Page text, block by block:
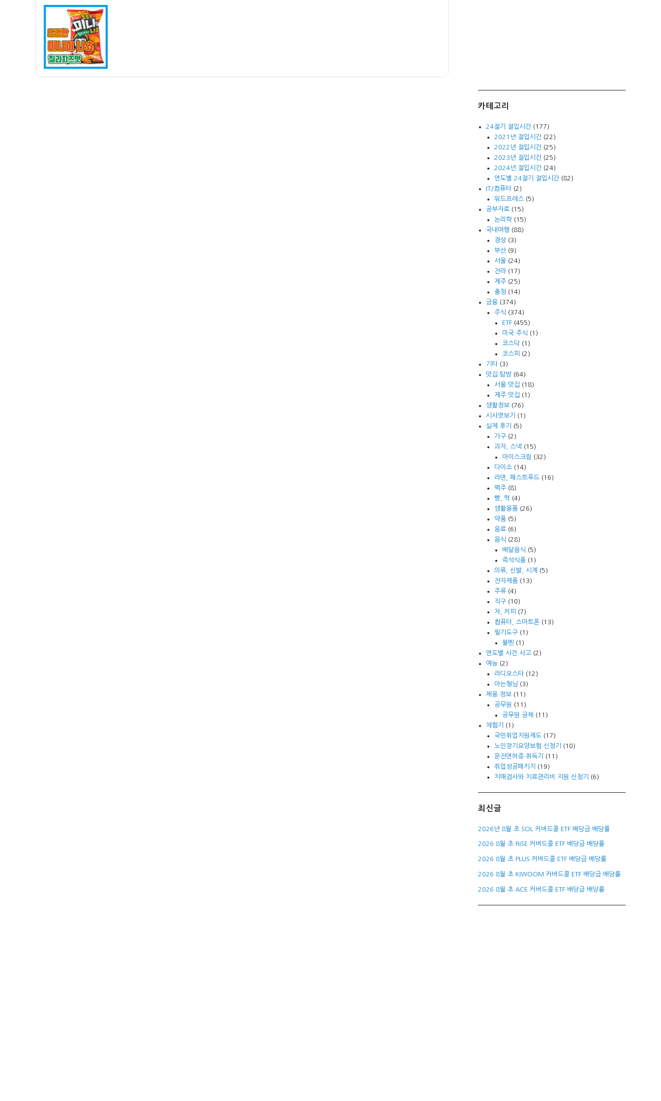
자
카테고리
24절기 절입시간 (177)
2021년 절입시간(22)
2022년 절입시간(25)
2023년 절입시간(25)
2024년 절입시간(24)
연도별 24절기 절입시간(82)
IT/컴퓨터
(2)
워드프레스(5)
공부자료 (15)
논리학(15)
국내여행 (88)
경상(3)
부산(9)
서울(24)
전라(17)
제주(25)
충청 (14)
금융 (374)
주식 (374)
ETF(455)
미국 주식 (1)
코스닥(1)
코스피
(2)
기타 (3)
맛집 탐방 (64)
서울 맛집 (18)
제주 맛집 (1)
생활정보 (76)
시사엿보기
(1)
실제 후기
(5)
가구(2)
과자, 스낵 (15)
아이스크림 (32)
다이소(14)
라면, 패스트푸드(16)
맥주(8)
빵, 떡 (4)
생활용품(26)
약품(5)
음료(6)
음식 (28)
배달음식 (5)
즉석식품(1)
의류, 신발, 시계
(5)
전자제품(13)
주류(4)
직구(10)
차, 커피
(7)
컴퓨터, 스마트폰(13)
필기도구(1)
볼펜 (1)
연도별 사건 사고 (2)
예능 (2)
라디오스타(12)
아는형님 (3)
채용 정보 (11)
공무원
(11)
공무원 공채 (11)
체험기
(1)
국민취업지원제도(17)
노인장기요양보험 신청기
(10)
운전면허증 취득기
(11)
취업성공패키지
(19)
치매검사와 치료관리비 지원 신청기
(6)
최신글
2026년 8월 초 SOL 커버드콜 ETF 배당금 배당률
2026 8월 초 RISE 커버드콜 ETF 배당금 배당률
2026 8월 초 PLUS 커버드콜 ETF 배당금 배당률
2026 8월 초 KIWOOM 커버드콜 ETF 배당금 배당률
2026 8월 초 ACE 커버드콜 ETF 배당금 배당률